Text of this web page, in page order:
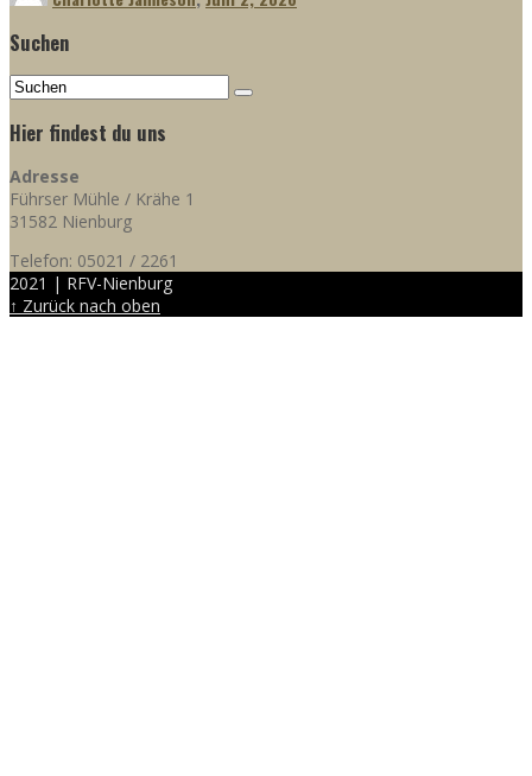
Suchen
Hier findest du uns
Adresse
Führser Mühle / Krähe 1
31582 Nienburg
Telefon: 05021 / 2261
2021 | RFV-Nienburg
↑ Zurück nach oben